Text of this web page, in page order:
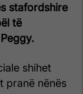
stafordshire
të
shihet
pranë nënës